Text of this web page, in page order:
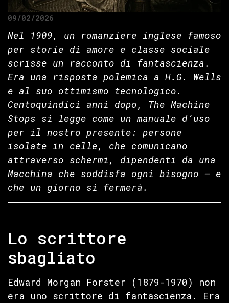
09/02/2026
Nel 1909, un romanziere inglese famoso
per storie di amore e classe sociale
scrisse un racconto di fantascienza.
Era una risposta polemica a H.G. Wells
e al suo ottimismo tecnologico.
Centoquindici anni dopo, The Machine
Stops si legge come un manuale d’uso
per il nostro presente: persone
isolate in celle, che comunicano
attraverso schermi, dipendenti da una
Macchina che soddisfa ogni bisogno — e
che un giorno si fermerà.
Lo scrittore
sbagliato
Edward Morgan Forster (1879-1970) non
era uno scrittore di fantascienza. Era